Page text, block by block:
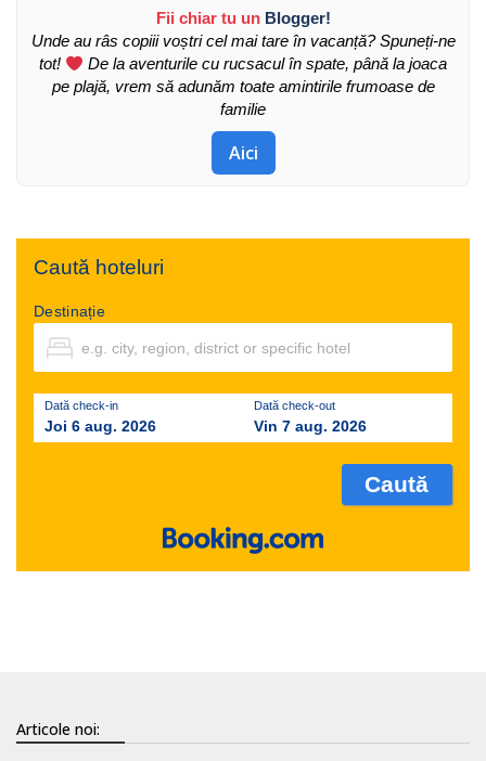
Fii chiar tu un Blogger!
Unde au râs copiii voștri cel mai tare în vacanță? Spuneți-ne
tot!
De la aventurile cu rucsacul în spate, până la joaca
pe plajă, vrem să adunăm toate amintirile frumoase de
familie
Aici
Caută hoteluri
Destinație
Dată check-in
Joi 6 aug. 2026
Dată check-out
Vin 7 aug. 2026
Articole noi: